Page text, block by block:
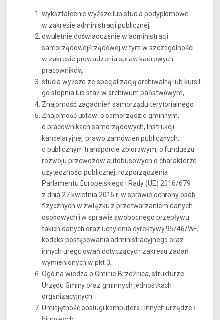
wykształcenie wyższe lub studia podyplomowe
w zakresie administracji publicznej,
dwuletnie doświadczenie w administracji
samorządowej/rządowej w tym w szczególności
w zakresie prowadzenia spraw kadrowych
pracowników,
studia wyższe ze specjalizacją archiwalną lub kurs I-
go stopnia lub staż w archiwum państwowym,
Znajomość zagadnień samorządu terytorialnego.
Znajomość ustaw: o samorządzie gminnym,
o pracownikach samorządowych, Instrukcji
kancelaryjnej, prawo zamówień publicznych,
o publicznym transporcie zbiorowym, o funduszu
rozwoju przewozów autobusowych o charakterze
użyteczności publicznej, rozporządzenia
Parlamentu Europejskiego i Rady (UE) 2016/679
z dnia 27 kwietnia 2016 r. w sprawie ochrony osób
fizycznych w związku z przetwarzaniem danych
osobowych i w sprawie swobodnego przepływu
takich danych oraz uchylenia dyrektywy 95/46/WE,
kodeks postępowania administracyjnego oraz
innych uregulowań dotyczących zakresu zadań
wymienionych w pkt 3.
Ogólna wiedza o Gminie Brzeźnica, strukturze
Urzędu Gminy oraz gminnych jednostkach
organizacyjnych.
Umiejętność obsługi komputera i innych urządzeń